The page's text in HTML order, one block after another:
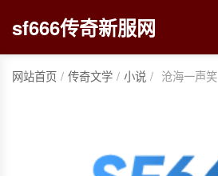
sf666传奇新服网
网站首页 / 传奇文学 / 小说 / 沧海一声笑